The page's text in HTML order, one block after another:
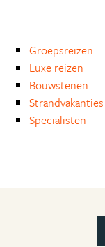
Groepsreizen
Luxe reizen
Bouwstenen
Strandvakanties
Specialisten